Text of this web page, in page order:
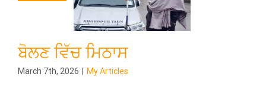
ਬੋਲਣ ਵਿੱਚ ਮਿਠਾਸ
March 7th, 2026 My Articles